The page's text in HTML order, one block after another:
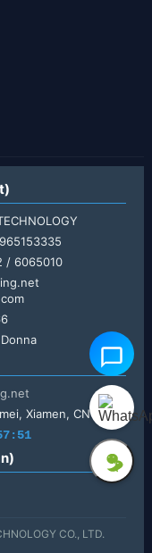
/ 6065010
Xiamen, CN
CO., LTD.